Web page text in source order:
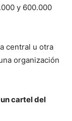
y 600.000
central u otra
organización
cartel del